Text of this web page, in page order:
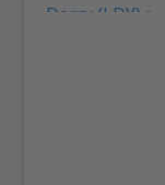
Derry (LDY)